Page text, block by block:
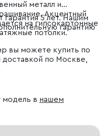
металл и
Акцентный
на гипсокартонные
потолки.
5 лет. Нашим
гарантию
вы можете купить по
по Москве,
модель в нашем